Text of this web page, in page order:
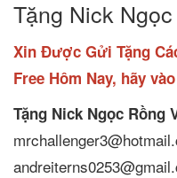
Tặng Nick
Xin Được Gửi Tặng
Free Hôm Nay, hãy
Tặng Nick Ngọc Rồng